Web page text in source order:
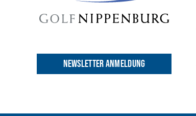
NEWSLETTER ANMELDUNG